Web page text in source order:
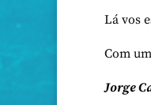
Lá vos
Com
Jorge